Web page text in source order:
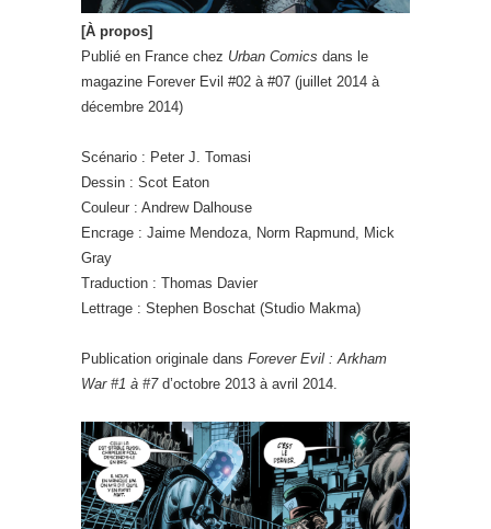
[À propos]
Publié en France chez Urban Comics dans le
magazine Forever Evil #02 à #07 (juillet 2014 à
décembre 2014)
Scénario : Peter J. Tomasi
Dessin : Scot Eaton
Couleur : Andrew Dalhouse
Encrage : Jaime Mendoza, Norm Rapmund, Mick
Gray
Traduction : Thomas Davier
Lettrage : Stephen Boschat (Studio Makma)
Publication originale dans Forever Evil : Arkham
War #1 à #7d’octobre 2013 à avril 2014.